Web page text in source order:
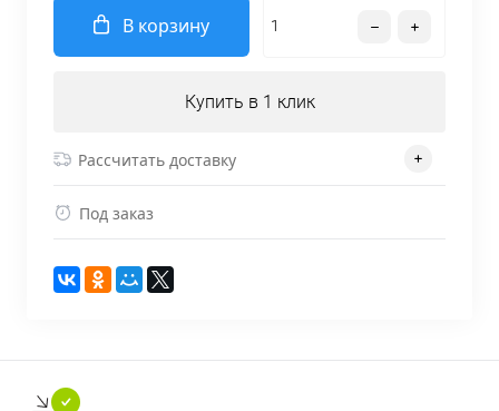
В корзину
Купить в 1 клик
Рассчитать доставку
Под заказ